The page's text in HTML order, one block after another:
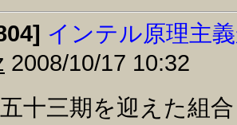
インテル原理主
2008/10/17 10:32
十三期を迎えた組